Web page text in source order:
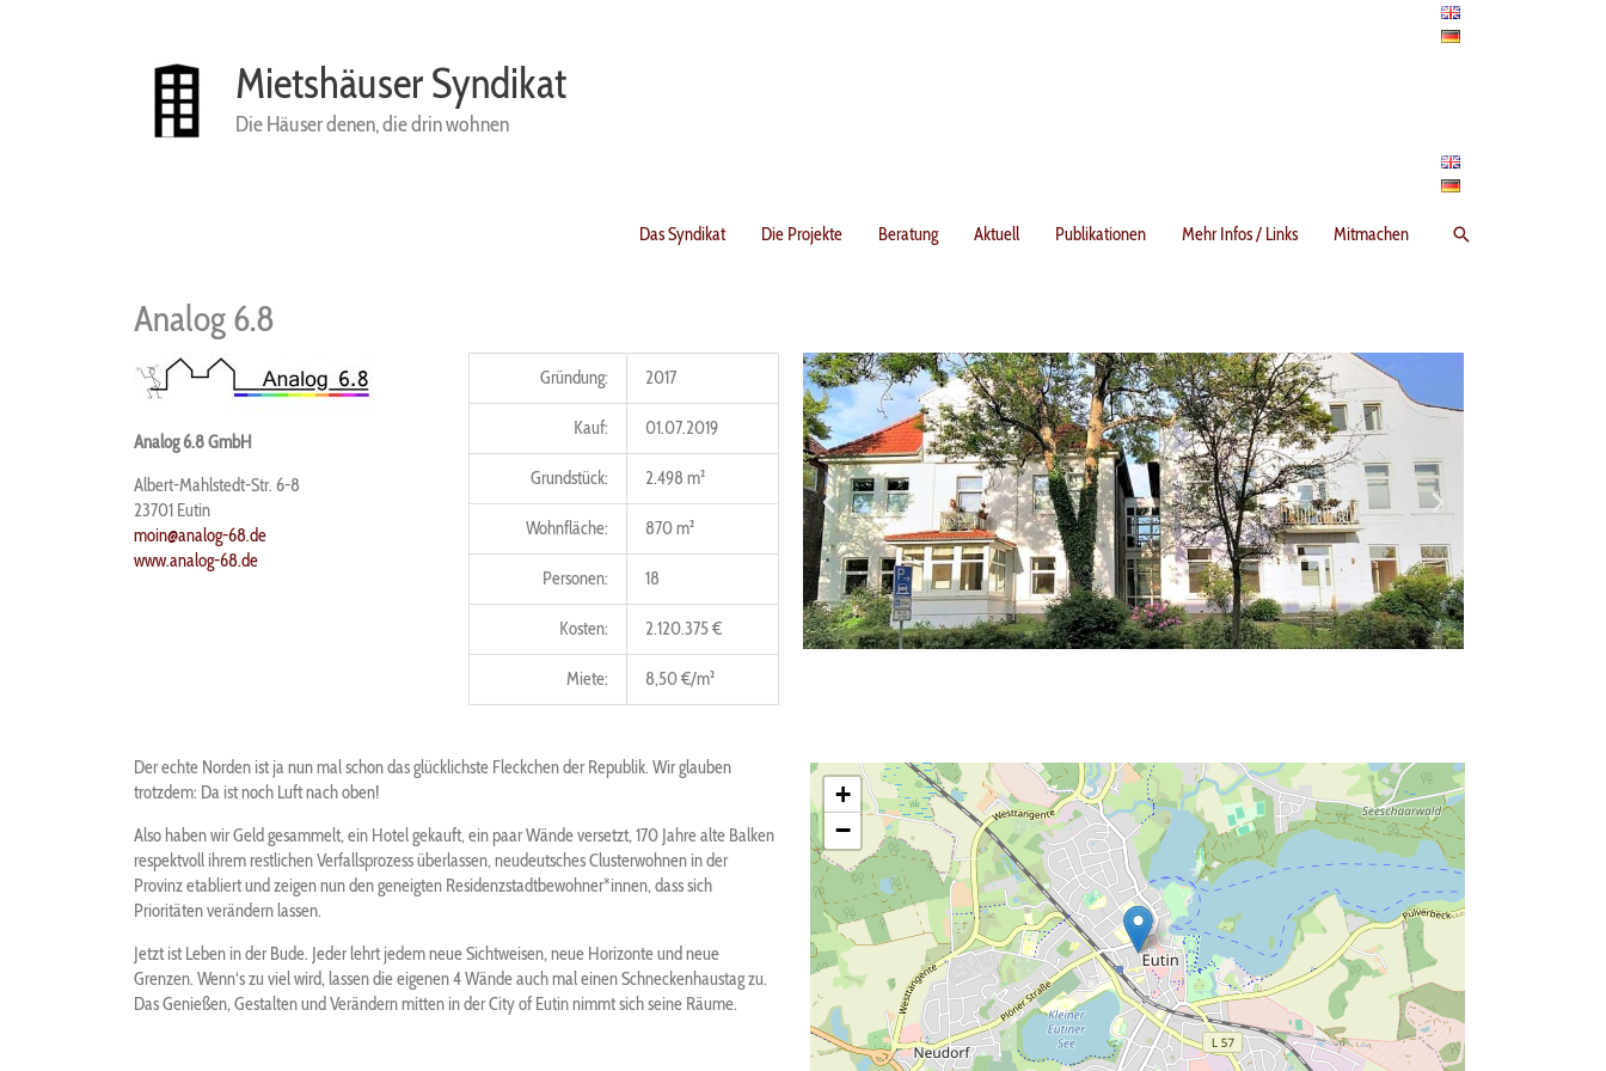
Mietshäuser Syndikat
Die Häuser denen, die drin wohnen
Das Syndikat Die Projekte Beratung Aktuell Publikationen Mehr Infos / Links Mitmachen Suchen
Analog 6.8
Analog 6.8 GmbH
Albert-Mahlstedt-Str. 6-8
23701 Eutin
moin@analog-68.de
www.analog-68.de
Gründung: 2017
Kauf: 01.07.2019
Grundstück: 2.498 m²
Wohnfläche: 870 m²
Personen: 18
Kosten: 2.120.375 €
Miete: 8,50 €/m²
Der echte Norden ist ja nun mal schon das glücklichste Fleckchen der Republik. Wir glauben
trotzdem: Da ist noch Luft nach oben!
Also haben wir Geld gesammelt, ein Hotel gekauft, ein paar Wände versetzt, 170 Jahre alte Balken
respektvoll ihrem restlichen Verfallsprozess überlassen, neudeutsches Clusterwohnen in der
Provinz etabliert und zeigen nun den geneigten Residenzstadtbewohner*innen, dass sich
Prioritäten verändern lassen.
Jetzt ist Leben in der Bude. Jeder lehrt jedem neue Sichtweisen, neue Horizonte und neue
Grenzen. Wenn‘s zu viel wird, lassen die eigenen 4 Wände auch mal einen Schneckenhaustag zu.
Das Genießen, Gestalten und Verändern mitten in der City of Eutin nimmt sich seine Räume.
+
−